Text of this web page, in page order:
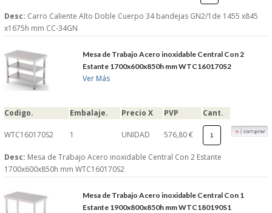
Desc: Carro Caliente Alto Doble Cuerpo 34 bandejas GN2/1de 1455 x845
x1675h mm CC-34GN
Mesa de Trabajo Acero inoxidable Central Con 2
Estante 1700x600x850h mm WTC160170S2
Ver Más
Codigo. Embalaje. Precio X PVP Cant.
WTC160170S2 1 UNIDAD 576,80 €
Desc: Mesa de Trabajo Acero inoxidable Central Con 2 Estante
1700x600x850h mm WTC160170S2
Mesa de Trabajo Acero inoxidable Central Con 1
Estante 1900x800x850h mm WTC180190S1